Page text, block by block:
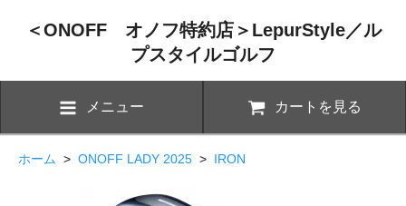
＜ONOFF オノフ特約店＞LepurStyle／ル
プスタイルゴルフ
メニュー カートを見る
ホーム > ONOFF LADY 2025 > IRON